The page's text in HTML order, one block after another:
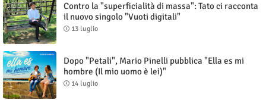
Contro la "superficialità di massa": Tato ci racconta
il nuovo singolo "Vuoti digitali"
13 luglio
Dopo "Petali", Mario Pinelli pubblica "Ella es mi
hombre (Il mio uomo è lei)"
14 luglio